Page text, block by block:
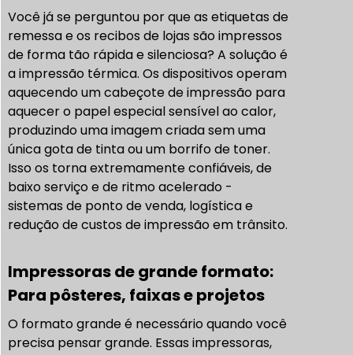
Você já se perguntou por que as etiquetas de
remessa e os recibos de lojas são impressos
de forma tão rápida e silenciosa? A solução é
a impressão térmica. Os dispositivos operam
aquecendo um cabeçote de impressão para
aquecer o papel especial sensível ao calor,
produzindo uma imagem criada sem uma
única gota de tinta ou um borrifo de toner.
Isso os torna extremamente confiáveis, de
baixo serviço e de ritmo acelerado -
sistemas de ponto de venda, logística e
redução de custos de impressão em trânsito.
Impressoras de grande formato:
Para pôsteres, faixas e projetos
O formato grande é necessário quando você
precisa pensar grande. Essas impressoras,